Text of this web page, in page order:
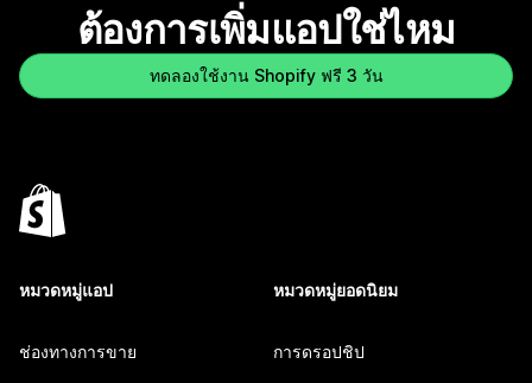
ต้องการเพิ่มแอปใช่ไหม
ทดลองใช้งาน Shopify ฟรี 3 วัน
หมวดหมู่แอป
ช่องทางการขาย
หมวดหมู่ยอดนิยม
การดรอปชิป